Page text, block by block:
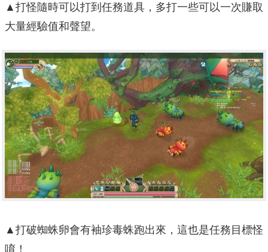
▲打怪隨時可以打到任務道具，多打一些可以一次賺取
大量經驗值和聲望。
▲打破蜘蛛卵會有袖珍毒蛛跑出來，這也是任務目標怪
唷！